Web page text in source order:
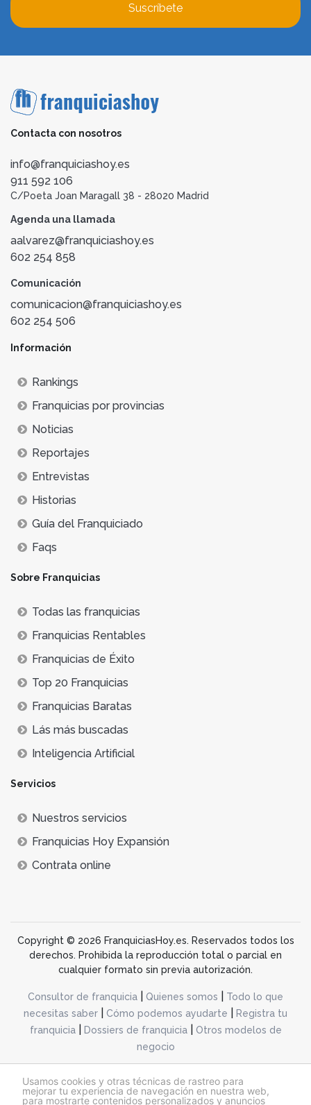
Usamos cookies y otras técnicas de rastreo para
mejorar tu experiencia de navegación en nuestra web,
para mostrarte contenidos personalizados y anuncios
Suscríbete
Contacta con nosotros
info@franquiciashoy.es
911 592 106
C/Poeta Joan Maragall 38 - 28020 Madrid
Agenda una llamada
aalvarez@franquiciashoy.es
602 254 858
Comunicación
comunicacion@franquiciashoy.es
602 254 506
Información
Rankings
Franquicias por provincias
Noticias
Reportajes
Entrevistas
Historias
Guía del Franquiciado
Faqs
Sobre Franquicias
Todas las franquicias
Franquicias Rentables
Franquicias de Éxito
Top 20 Franquicias
Franquicias Baratas
Lás más buscadas
Inteligencia Artificial
Servicios
Nuestros servicios
Franquicias Hoy Expansión
Contrata online
Copyright © 2026 FranquiciasHoy.es. Reservados todos los
derechos. Prohibida la reproducción total o parcial en
cualquier formato sin previa autorización.
Consultor de franquicia Quienes somos
Todo lo que
necesitas saber
Cómo podemos ayudarte
Registra tu
franquicia| Dossiers de franquicia|
Otros modelos de
negocio